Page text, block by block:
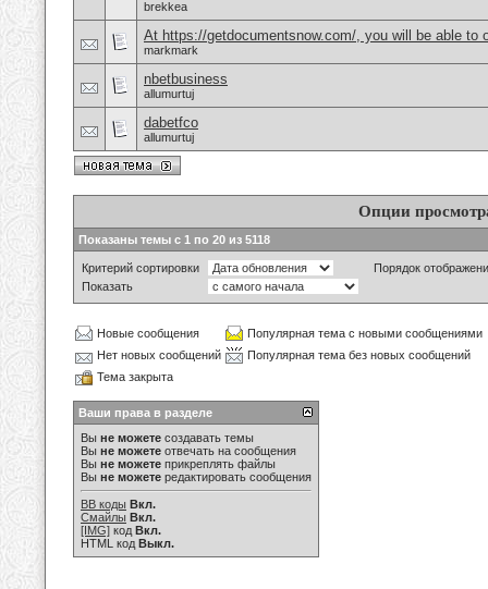
brekkea
At https://getdocumentsnow.com/, you will be able to
markmark
nbetbusiness
allumurtuj
dabetfco
allumurtuj
Опции
Показаны темы с 1 по 20 из 5118
Критерий сортировки
Порядок
Показать
Новые сообщения
Популярная тема с новыми сообщениями
Нет новых сообщений
Популярная тема без новых сообщений
Тема закрыта
Ваши права в разделе
Вы не можете создавать темы
Вы не можете отвечать на сообщения
Вы не можете прикреплять файлы
Вы не можете редактировать сообщения
BB коды Вкл.
Смайлы Вкл.
[IMG] код Вкл.
HTML код Выкл.